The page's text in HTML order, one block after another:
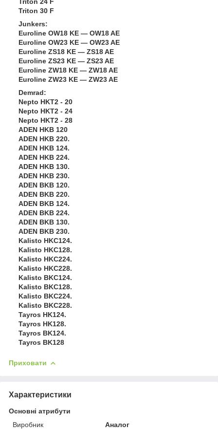
Triton 30 F
Junkers:
Euroline OW18 KE — OW18 AE
Euroline OW23 KE — OW23 AE
Euroline ZS18 KE — ZS18 AE
Euroline ZS23 KE — ZS23 AE
Euroline ZW18 KE — ZW18 AE
Euroline ZW23 KE — ZW23 AE
Demrad:
Nepto HKT2 - 20
Nepto HKT2 - 24
Nepto HKT2 - 28
ADEN HKB 120
ADEN HKB 220.
ADEN HKB 124.
ADEN HKB 224.
ADEN HKB 130.
ADEN HKB 230.
ADEN BKB 120.
ADEN BKB 220.
ADEN BKB 124.
ADEN BKB 224.
ADEN BKB 130.
ADEN BKB 230.
Kalisto HKC124.
Kalisto HKC128.
Kalisto HKC224.
Kalisto HKC228.
Kalisto BKC124.
Kalisto BKC128.
Kalisto BKC224.
Kalisto BKC228.
Tayros HK124.
Tayros HK128.
Tayros BK124.
Tayros BK128
Приховати
Характеристики
Основні атрибути
Виробник
Аналог